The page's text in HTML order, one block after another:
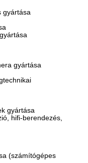
gyártása
gyártása
gyártása
hifi-berendezés,
(számítógépes